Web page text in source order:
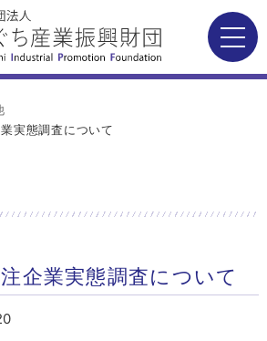
実態調査について
企業実態調査について